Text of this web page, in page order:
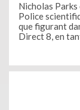
Nicholas Parks
Police
que figurant
Direct 8, en